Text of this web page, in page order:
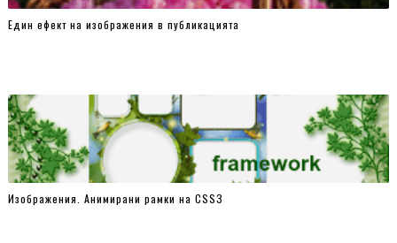
Един ефект на изображения в публикацията
Изображения. Анимирани рамки на CSSЗ